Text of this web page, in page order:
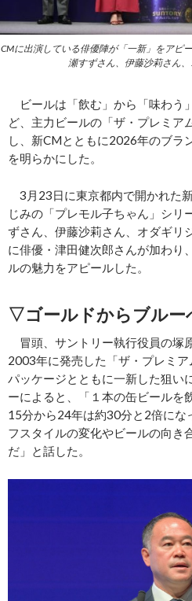
CMに出演している俳優陣が「一新」をアピ
瀬すずさん、伊藤沙莉さん
ビールは「飲む」から「味わう
ど、主力ビールの「ザ・プレミア
し、新CMとともに2026年のブラ
を明らかにした。
3月23日に東京都内で開かれた
じみの「プレモル子ちゃん」シリ
ずさん、伊藤沙莉さん、オダギリ
に俳優・津田健次郎さんが加わり
ルの魅力をアピールした。
▽ゴールドからブルー
冒頭、サントリー執行役員の塚
2003年に発売した「ザ・プレミア
パッケージとともに一新した狙い
ーによると、「１本の缶ビールを
15分から24年は約30分と2倍にな
フスタイルの変化やビールの向き
だ」と話した。